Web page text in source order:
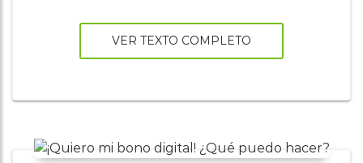
Cita online
VER TEXTO COMPLETO